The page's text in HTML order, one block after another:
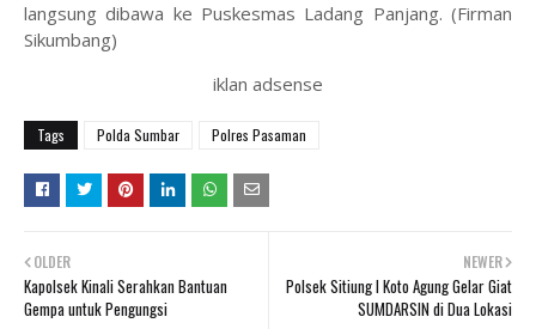
langsung dibawa ke Puskesmas Ladang Panjang. (Firman
Sikumbang)
iklan adsense
Tags Polda Sumbar Polres Pasaman
NEWER
Polsek Sitiung I Koto Agung Gelar Giat
SUMDARSIN di Dua Lokasi
OLDER
Kapolsek Kinali Serahkan Bantuan
Gempa untuk Pengungsi